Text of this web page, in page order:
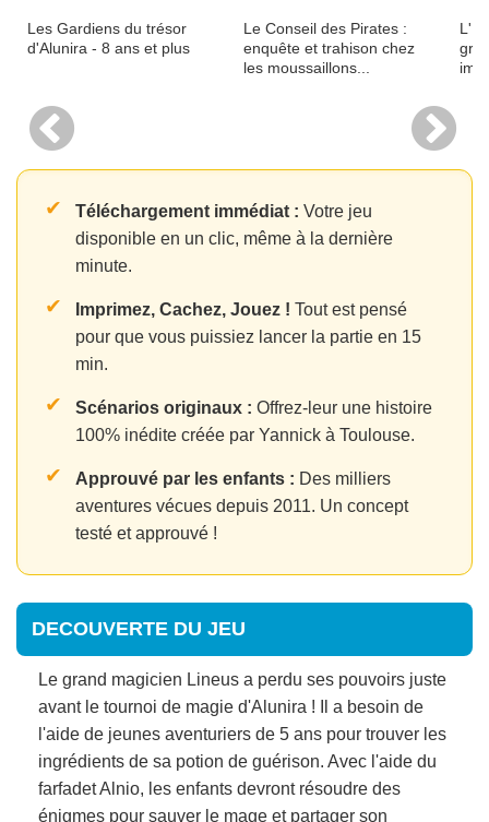
Les Gardiens du trésor
d'Alunira - 8 ans et plus
Le Conseil des Pirates :
enquête et trahison chez
les moussaillons...
✔ Téléchargement immédiat : Votre jeu
disponible en un clic, même à la dernière
minute.
✔ Imprimez, Cachez, Jouez ! Tout est pensé
pour que vous puissiez lancer la partie en 15
min.
✔ Scénarios originaux : Offrez-leur une histoire
100% inédite créée par Yannick à Toulouse.
✔ Approuvé par les enfants : Des milliers
aventures vécues depuis 2011. Un concept
testé et approuvé !
DECOUVERTE DU JEU
Le grand magicien Lineus a perdu ses pouvoirs juste
avant le tournoi de magie d'Alunira ! Il a besoin de
l'aide de jeunes aventuriers de 5 ans pour trouver les
ingrédients de sa potion de guérison. Avec l'aide du
farfadet Alnio, les enfants devront résoudre des
énigmes pour sauver le mage et partager son